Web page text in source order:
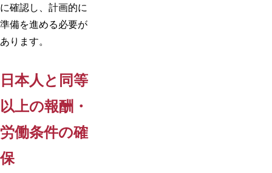
に確認し、計画的に
準備を進める必要が
あります。
日本人と同等
以上の報酬・
労働条件の確
保